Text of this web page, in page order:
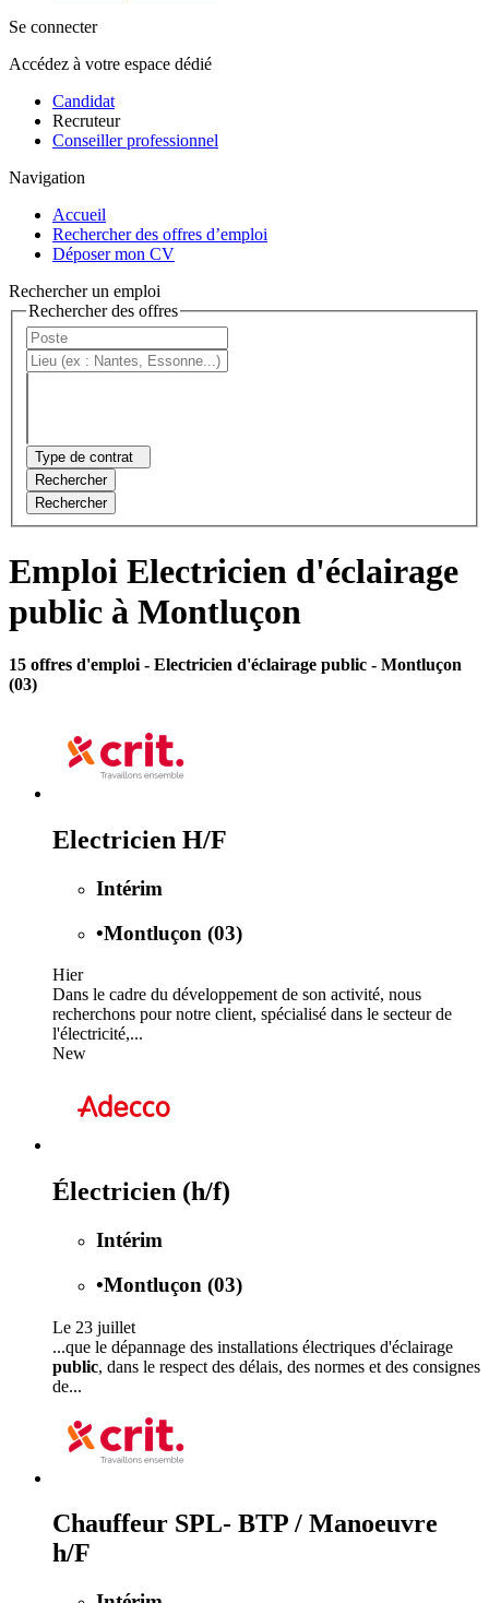
Se connecter
Accédez à votre espace dédié
Candidat
Recruteur
Conseiller professionnel
Navigation
Accueil
Rechercher des offres d’emploi
Déposer mon CV
Rechercher un emploi
Rechercher des offres
Type de contrat
Rechercher
Rechercher
Emploi Electricien d'éclairage
public à Montluçon
15 offres d'emploi - Electricien d'éclairage public - Montluçon
(03)
Electricien H/F
Intérim
•Montluçon (03)
Hier
Dans le cadre du développement de son activité, nous
recherchons pour notre client, spécialisé dans le secteur de
l'électricité,...
New
Électricien (h/f)
Intérim
•Montluçon (03)
Le 23 juillet
...que le dépannage des installations électriques d'éclairage
public, dans le respect des délais, des normes et des consignes
de...
Chauffeur SPL- BTP / Manoeuvre
h/F